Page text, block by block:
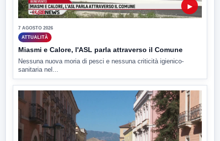
▶
7 AGOSTO 2026
ATTUALITÀ
Miasmi e Calore, l'ASL parla attraverso il Comune
Nessuna nuova moria di pesci e nessuna criticità igienico-
sanitaria nel...